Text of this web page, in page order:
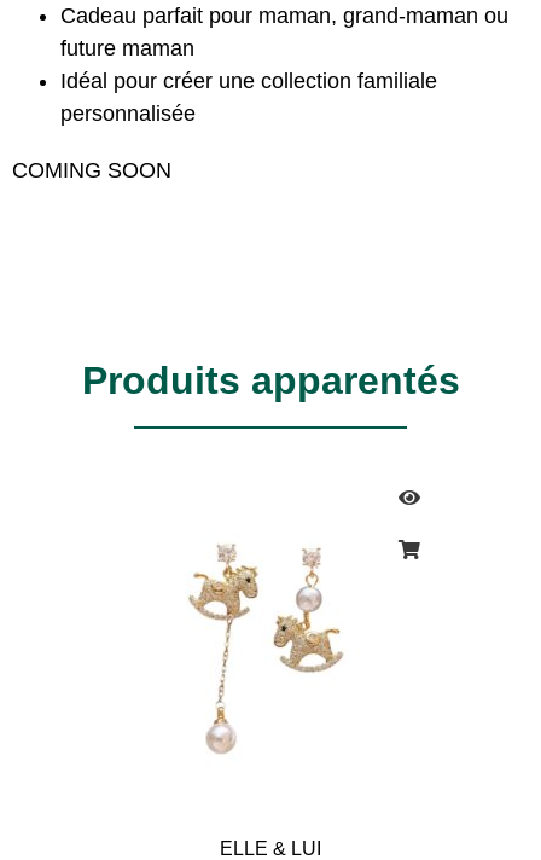
Cadeau parfait pour maman, grand-maman ou
future maman
Idéal pour créer une collection familiale
personnalisée
COMING SOON
Produits apparentés
ELLE & LUI